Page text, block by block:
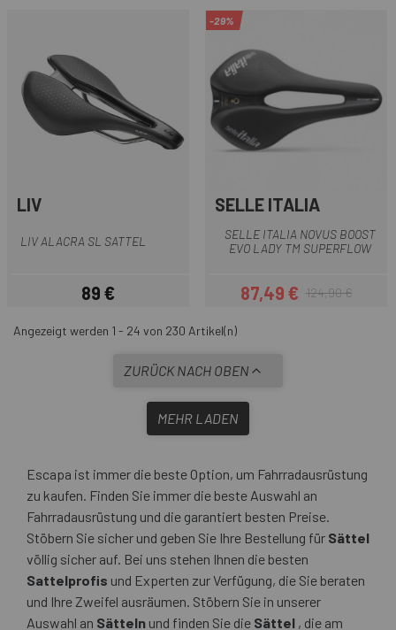
LIV
LIV ALACRA SL SATTEL
Preis
89 €
-29%
SELLE ITALIA
SELLE ITALIA NOVUS BOOST
EVO LADY TM SUPERFLOW
Preis
87,49 €Regulärer Preis
124,90 €
Angezeigt werden 1 - 24 von 230 Artikel(n)
ZURÜCK NACH OBEN
MEHR LADEN
Escapa ist immer die beste Option, um Fahrradausrüstung
zu kaufen. Finden Sie immer die beste Auswahl an
Fahrradausrüstung und die garantiert besten Preise.
Stöbern Sie sicher und geben Sie Ihre Bestellung für Sättel
völlig sicher auf. Bei uns stehen Ihnen die besten
Sattelprofis und Experten zur Verfügung, die Sie beraten
und Ihre Zweifel ausräumen. Stöbern Sie in unserer
Auswahl an Sätteln und finden Sie die Sättel , die am